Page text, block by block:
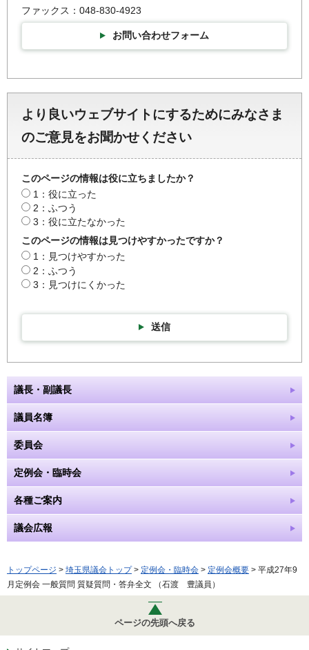
ファックス：048-830-4923
お問い合わせフォーム
より良いウェブサイトにするためにみなさま
のご意見をお聞かせください
このページの情報は役に立ちましたか？
1：役に立った
2：ふつう
3：役に立たなかった
このページの情報は見つけやすかったですか？
1：見つけやすかった
2：ふつう
3：見つけにくかった
送信
議長・副議長
議員名簿
委員会
定例会・臨時会
各種ご案内
議会広報
トップページ > 埼玉県議会トップ> 定例会・臨時会 > 定例会概要 > 平成27年9
月定例会 一般質問 質疑質問・答弁全文 （石渡 豊議員）
ページの先頭へ戻る